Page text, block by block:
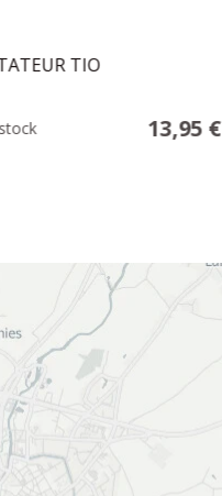
TIO
13,95 €